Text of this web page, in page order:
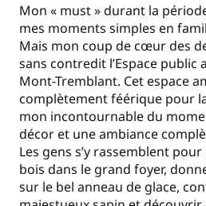
Mon « must » durant la
mes moments simples en
Mais mon coup de cœur des
sans contredit l’Espace public
Mont-Tremblant. Cet espace
complètement féérique pour
mon incontournable du
décor et une ambiance
Les gens s’y rassemblent
bois dans le grand foyer,
sur le bel anneau de glace,